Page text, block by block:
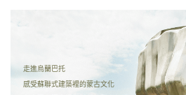
走進烏蘭巴托
感受蘇聯式建築裡的蒙古文化